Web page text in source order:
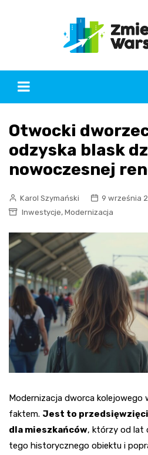
Otwocki
odzyska blask
nowoczesnej
Karol Szymański
9 września
Inwestycje, Modernizacja
Modernizacja dworca kolejowego
faktem. Jest to
dla mieszkańców, którzy od lat
tego historycznego obiektu i